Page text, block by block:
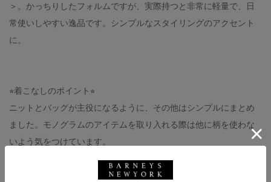
＞。かっちりしたフォルムですが、実際持つと非常に軽量で、日
常使いしやすい逸品です。シンプルなスタイリングのアクセント
に。
⭐︎着こなしのポイント⭐︎
ニットとバッグが主役になるように、その他はシンプルにまとめ
ました。モノグラムのアイテムを取り入れる際は他に柄を使わな
いよう気をつけています。
参考になりましたら幸いです。